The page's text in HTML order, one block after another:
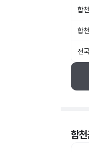
합
합
전
합